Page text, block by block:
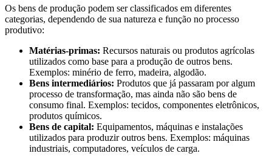
Os bens de produção podem ser classificados em diferentes
categorias, dependendo de sua natureza e função no processo
produtivo:
Matérias-primas: Recursos naturais ou produtos agrícolas
utilizados como base para a produção de outros bens.
Exemplos: minério de ferro, madeira, algodão.
Bens intermediários: Produtos que já passaram por algum
processo de transformação, mas ainda não são bens de
consumo final. Exemplos: tecidos, componentes eletrônicos,
produtos químicos.
Bens de capital: Equipamentos, máquinas e instalações
utilizados para produzir outros bens. Exemplos: máquinas
industriais, computadores, veículos de carga.